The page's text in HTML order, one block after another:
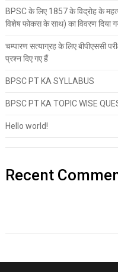
BPSC के लिए 1857 के विद्रोह के
विशेष फोकस के साथ) का विवरण दिया
चम्पारण सत्याग्रह के लिए बीपीएससी
प्रश्न दिए गए हैं
BPSC PT KA SYLLABUS
BPSC PT KA TOPIC WISE
Hello world!
Recent